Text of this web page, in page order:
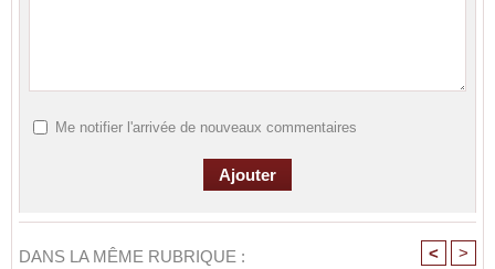
Me notifier l'arrivée de nouveaux commentaires
DANS LA MÊME RUBRIQUE : < >